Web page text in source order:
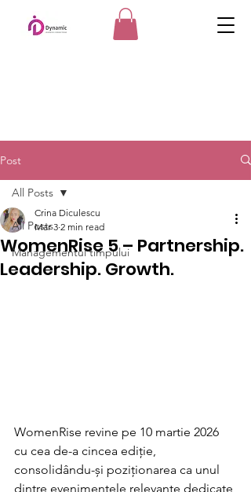
Post
All Posts
Managementul timpului
All Posts
WomenRise 5 – Partnership.
Leadership. Growth.
Crina Diculescu
Mar 3 2 min read
WomenRise revine pe 10 martie 2026
cu cea de-a cincea ediție,
consolidându-și poziționarea ca unul
dintre evenimentele relevante dedicate